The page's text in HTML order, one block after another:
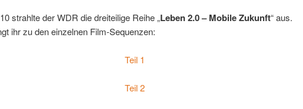
strahlte der WDR die dreiteilige Reihe „Leben 2.0 – Mobile Zukunft“ aus.
ihr zu den einzelnen Film-Sequenzen:
Teil 1
Teil 2